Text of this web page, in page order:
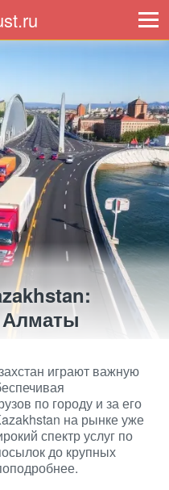
Алматы
играют важную
по городу и за его
на рынке уже
спектр услуг по
до крупных